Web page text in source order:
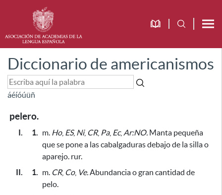
Diccionario de americanismos
áéíóúüñ
pelero.
I. 1. m. Ho, ES, Ni, CR, Pa, Ec, Ar:NO. Manta pequeña
que se pone a las cabalgaduras debajo de la silla o
aparejo. rur.
II.
1. m. CR, Co, Ve.Abundancia o gran cantidad de
pelo.